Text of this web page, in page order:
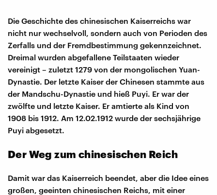
Die Geschichte des chinesischen Kaiserreichs war
nicht nur wechselvoll, sondern auch von Perioden des
Zerfalls und der Fremdbestimmung gekennzeichnet.
Dreimal wurden abgefallene Teilstaaten wieder
vereinigt – zuletzt 1279 von der mongolischen Yuan-
Dynastie. Der letzte Kaiser der Chinesen stammte aus
der Mandschu-Dynastie und hieß Puyi. Er war der
zwölfte und letzte Kaiser. Er amtierte als Kind von
1908 bis 1912. Am 12.02.1912 wurde der sechsjährige
Puyi abgesetzt.
Der Weg zum chinesischen Reich
Damit war das Kaiserreich beendet, aber die Idee eines
großen, geeinten chinesischen Reichs, mit einer